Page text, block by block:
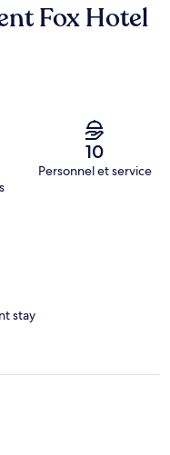
Fox Hotel
10
Personnel et service
stay